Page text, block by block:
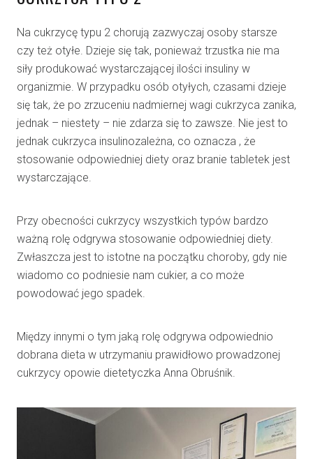
Na cukrzycę typu 2 chorują zazwyczaj osoby starsze
czy też otyłe. Dzieje się tak, ponieważ trzustka nie ma
siły produkować wystarczającej ilości insuliny w
organizmie. W przypadku osób otyłych, czasami dzieje
się tak, że po zrzuceniu nadmiernej wagi cukrzyca zanika,
jednak – niestety – nie zdarza się to zawsze. Nie jest to
jednak cukrzyca insulinozależna, co oznacza , że
stosowanie odpowiedniej diety oraz branie tabletek jest
wystarczające.
Przy obecności cukrzycy wszystkich typów bardzo
ważną rolę odgrywa stosowanie odpowiedniej diety.
Zwłaszcza jest to istotne na początku choroby, gdy nie
wiadomo co podniesie nam cukier, a co może
powodować jego spadek.
Między innymi o tym jaką rolę odgrywa odpowiednio
dobrana dieta w utrzymaniu prawidłowo prowadzonej
cukrzycy opowie dietetyczka Anna Obruśnik.